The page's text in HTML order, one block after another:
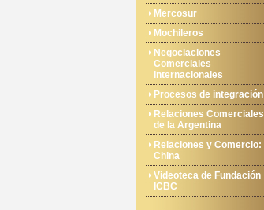
Mercosur
Mochileros
Negociaciones
Comerciales
Internacionales
Procesos de integración
Relaciones Comerciales
de la Argentina
Relaciones y Comercio:
China
Videoteca de Fundación
ICBC